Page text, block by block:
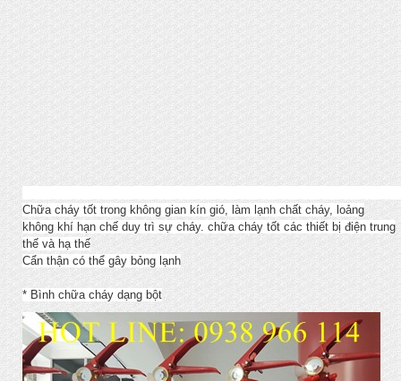
Chữa cháy tốt trong không gian kín gió, làm lạnh chất cháy, loảng
không khí hạn chế duy trì sự cháy. chữa cháy tốt các thiết bị điện trung
thế và hạ thế
Cẩn thận có thể gây bỏng lạnh
* Bình chữa cháy dạng bột